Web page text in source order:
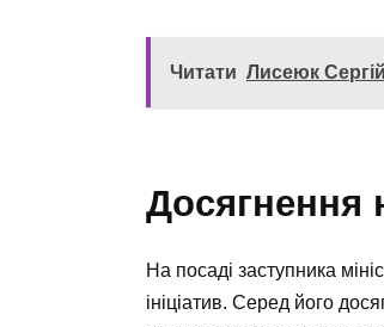
Читати Лисеюк
Досягнення
На посаді заступника
ініціатив. Серед його